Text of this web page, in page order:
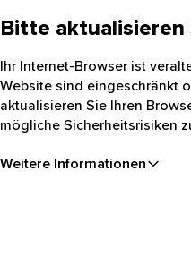
Bitte aktualisieren
Ihr Internet-Browser ist
Website sind eingeschränkt
aktualisieren Sie Ihren
mögliche Sicherheitsrisiken
Weitere Informationen